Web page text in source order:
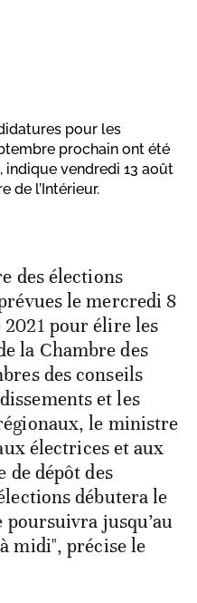
pour les
prochain ont été
indique vendredi 13 août
de l’Intérieur.
des élections
le mercredi 8
2021 pour élire les
la Chambre des
des conseils
et les
le ministre
électrices et aux
de dépôt des
débutera le
poursuivra jusqu’au
midi", précise le